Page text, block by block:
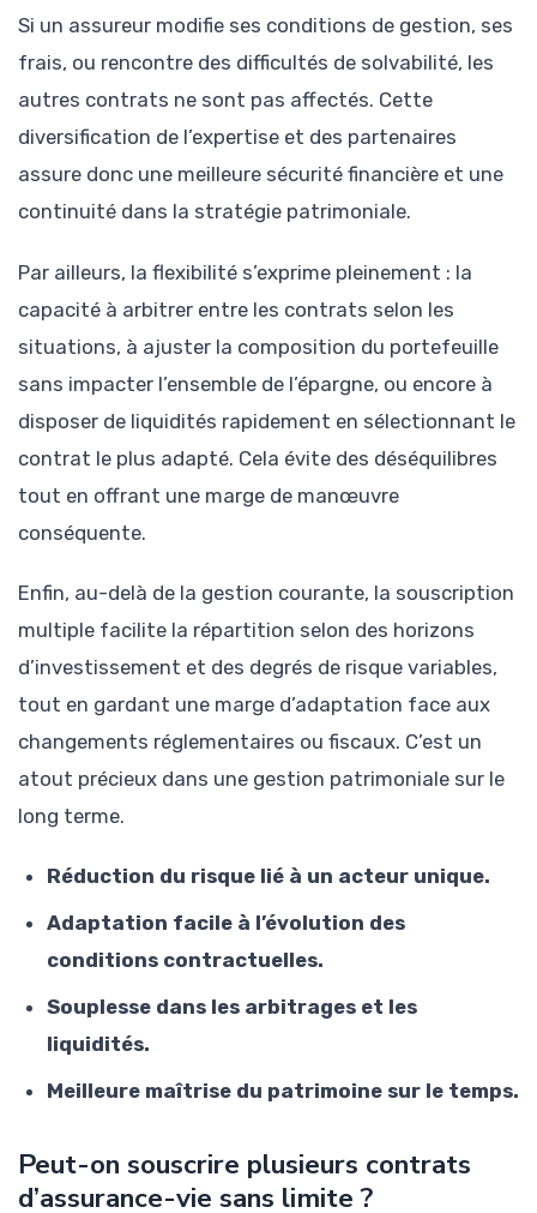
Si un assureur modifie ses conditions de gestion, ses
frais, ou rencontre des difficultés de solvabilité, les
autres contrats ne sont pas affectés. Cette
diversification de l’expertise et des partenaires
assure donc une meilleure sécurité financière et une
continuité dans la stratégie patrimoniale.
Par ailleurs, la flexibilité s’exprime pleinement : la
capacité à arbitrer entre les contrats selon les
situations, à ajuster la composition du portefeuille
sans impacter l’ensemble de l’épargne, ou encore à
disposer de liquidités rapidement en sélectionnant le
contrat le plus adapté. Cela évite des déséquilibres
tout en offrant une marge de manœuvre
conséquente.
Enfin, au-delà de la gestion courante, la souscription
multiple facilite la répartition selon des horizons
d’investissement et des degrés de risque variables,
tout en gardant une marge d’adaptation face aux
changements réglementaires ou fiscaux. C’est un
atout précieux dans une gestion patrimoniale sur le
long terme.
Réduction du risque lié à un acteur unique.
Adaptation facile à l’évolution des
conditions contractuelles.
Souplesse dans les arbitrages et les
liquidités.
Meilleure maîtrise du patrimoine sur le temps.
Peut-on souscrire plusieurs contrats
d’assurance-vie sans limite ?